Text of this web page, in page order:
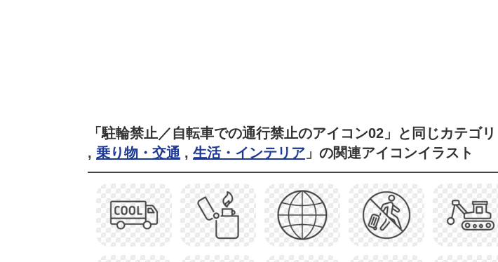
「駐輪禁止／自転車での通行禁止のアイコン02」と同じカテゴリ
, 乗り物・交通 , 生活・インテリア 」の関連アイコンイラスト